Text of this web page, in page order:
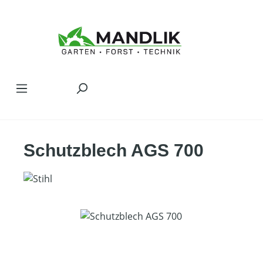
Schutzblech AGS 700
Bildergalerie überspringen